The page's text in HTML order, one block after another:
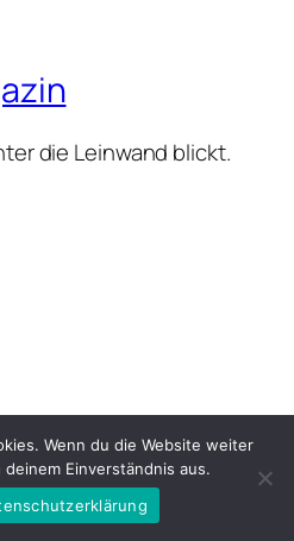
die Leinwand blickt.
Wenn du die Website weiter
Einverständnis aus.